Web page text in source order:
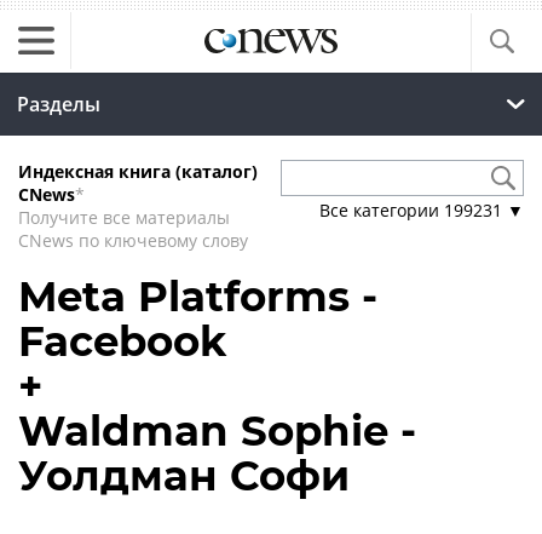
Разделы
Индексная книга (каталог)
CNews*
Получите все материалы
CNews по ключевому слову
Все категории 199231 ▼
Meta Platforms -
Facebook
+
Waldman Sophie -
Уолдман Софи